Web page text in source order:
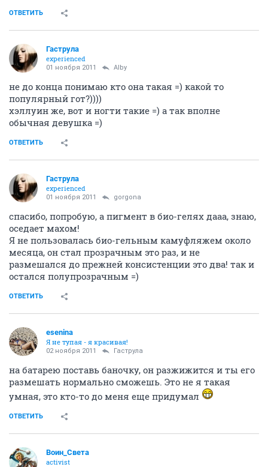
ОТВЕТИТЬ
Гаструла
experienced
01 ноября 2011 Alby
не до конца понимаю кто она такая =) какой то
популярный гот?))))
хэллуин же, вот и ногти такие =) а так вполне
обычная девушка =)
ОТВЕТИТЬ
Гаструла
experienced
01 ноября 2011 gorgona
спасибо, попробую, а пигмент в био-гелях дааа, знаю,
оседает махом!
Я не пользовалась био-гельным камуфляжем около
месяца, он стал прозрачным это раз, и не
размешался до прежней консистенции это два! так и
остался полупрозрачным =)
ОТВЕТИТЬ
esenina
Я не тупая - я красивая!
02 ноября 2011 Гаструла
на батарею поставь баночку, он разжижится и ты его
размешать нормально сможешь. Это не я такая
умная, это кто-то до меня еще придумал
ОТВЕТИТЬ
Воин_Света
activist